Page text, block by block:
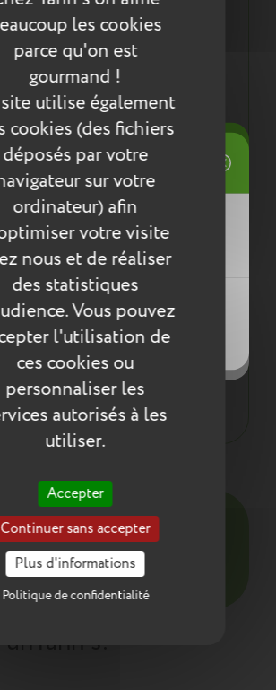
les cookies
parce qu'on est
gourmand !
utilise également
cookies (des fichiers
déposés par votre
sur votre
ordinateur) afin
votre visite
nous et de réaliser
des statistiques
Vous pouvez
l'utilisation de
ces cookies ou
personnaliser les
autorisés à les
utiliser.
Accepter
Continuer sans accepter
Plus d'informations
Politique de confidentialité
:
dans sa trousse :
toutes les classes
80g
du produit :
conçue pour durer :
à l'eau
et la solidité Tann's !
éco responsable :
la santé de votre enfant : respect des
européennes ReACH
de nos produits, nous vous
d’utiliser un chiffon humide ou une
légèrement humidifiée à l'eau
N’utilisez pas de produits agressifs
de détériorer le produit.
un Tann's:
listes d'envies
Créer une nouvelle liste
((title))
((cancelText))
((createText))
Connexion
être connecté pour ajouter
produits à votre liste d'envies.
((cancelText))
((loginText))